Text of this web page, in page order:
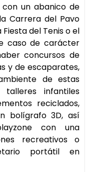
un abanico de
Carrera del Pavo
del Tenis o el
caso de carácter
concursos de
y de escaparates,
de estas
talleres infantiles
reciclados,
bolígrafo 3D, así
con una
recreativos o
portátil en